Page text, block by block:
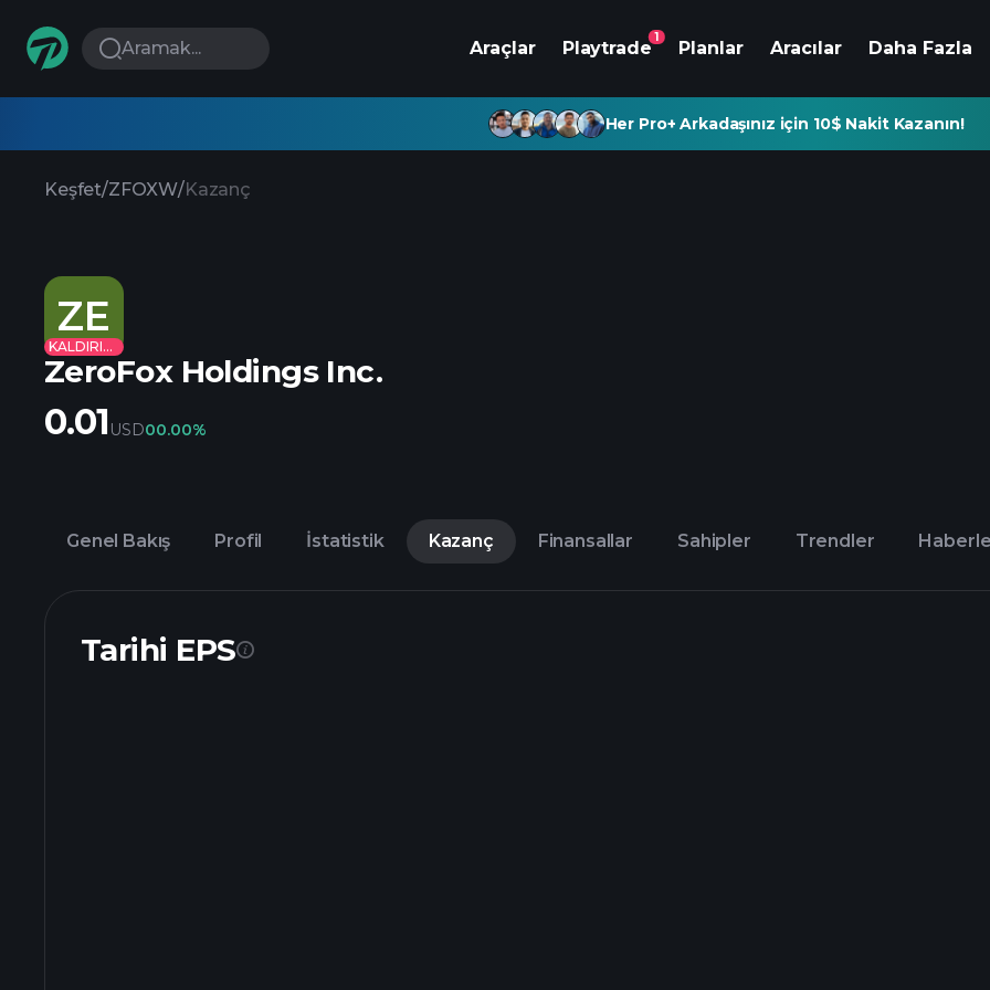
Aramak... Araçlar Playtrade
1
Planlar Aracılar Daha Fazla
Her Pro+ Arkadaşınız için 10$ Nakit Kazanın!
Keşfet/ZFOXW/Kazanç
ZE
KALDIRILDI
ZeroFox Holdings Inc.
0.01 USD00.00%
Genel Bakış Profil İstatistik Kazanç Finansallar Sahipler Trendler
Tarihi EPS